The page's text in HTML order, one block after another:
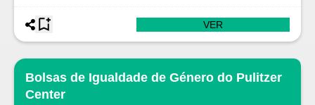
VER
Bolsas de Igualdade de Género do Pulitzer
Center